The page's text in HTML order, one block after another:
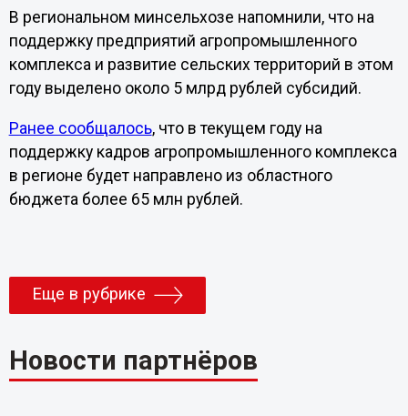
В региональном минсельхозе напомнили, что на
поддержку предприятий агропромышленного
комплекса и развитие сельских территорий в этом
году выделено около 5 млрд рублей субсидий.
Ранее сообщалось, что в текущем году на
поддержку кадров агропромышленного комплекса
в регионе будет направлено из областного
бюджета более 65 млн рублей.
Еще в рубрике
Новости партнёров